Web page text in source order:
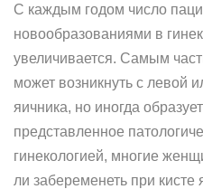
С каждым годом число
новообразованиями в
увеличивается. Самым
может возникнуть с левой
яичника, но иногда
представленное
гинекологией, многие
ли забеременеть при кисте